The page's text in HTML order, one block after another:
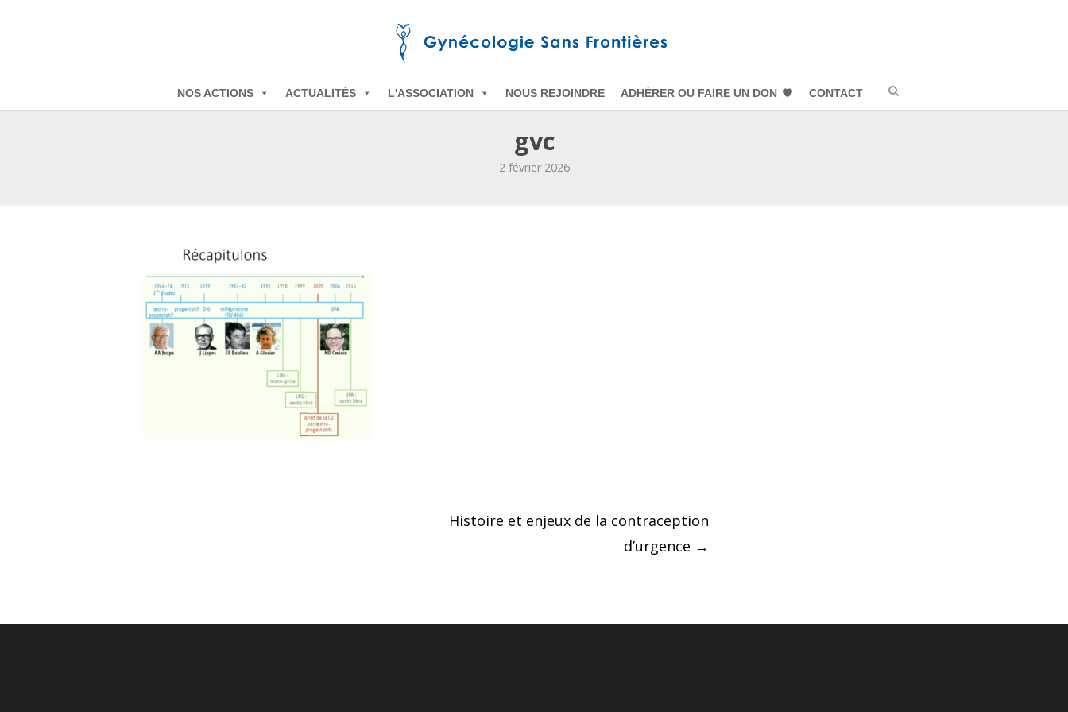
L'ASSOCIATION
NOS ACTIONS ACTUALITÉS NOUS REJOINDRE ADHÉRER OU FAIRE UN DON CONTACT
gvc
2 février 2026
Histoire et enjeux de la contraception
d’urgence →